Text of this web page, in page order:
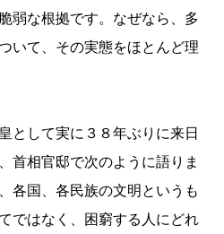
な根拠です。なぜなら、多
いて、その実態をほとんど理
として実に３８年ぶりに来日
首相官邸で次のように語りま
各国、各民族の文明というも
ではなく、困窮する人にどれ